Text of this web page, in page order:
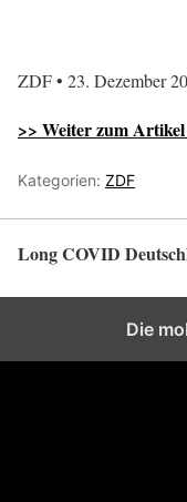
ZDF • 23. Dezember
>> Weiter zum
Kategorien: ZDF
Long COVID
Die